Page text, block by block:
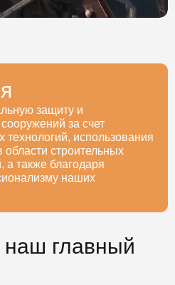
защиту и
за счет
использования
строительных
также благодаря
наших
наш главный